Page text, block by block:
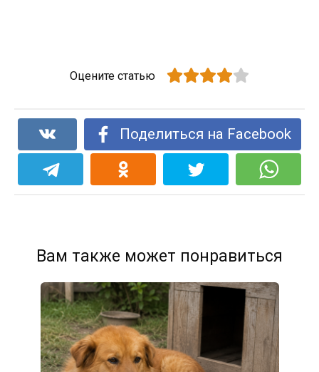
Оцените статью
Поделиться на Facebook
Вам также может понравиться